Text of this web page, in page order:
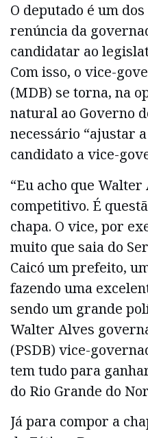
O deputado é um
renúncia da
candidatar ao
Com isso, o vice-
(MDB) se torna, na
natural ao Governo
necessário “ajustar
candidato a vice-
“Eu acho que
competitivo. É
chapa. O vice, por
muito que saia do
Caicó um prefeito,
fazendo uma
sendo um grande
Walter Alves
(PSDB) vice-
tem tudo para
do Rio Grande do
Já para compor a